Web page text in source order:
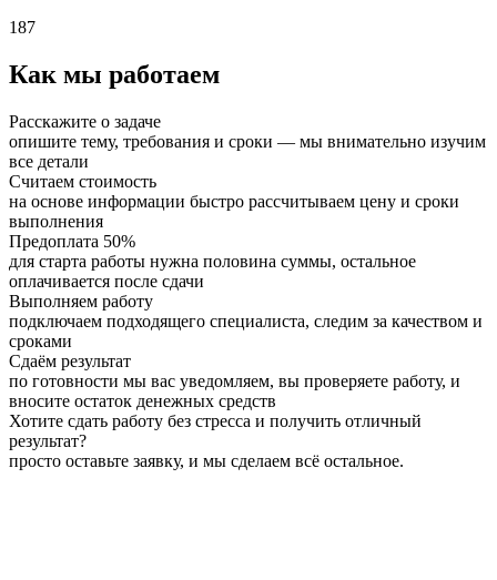
187
Как мы работаем
Расскажите о задаче
опишите тему, требования и сроки — мы внимательно изучим
все детали
Считаем стоимость
на основе информации быстро рассчитываем цену и сроки
выполнения
Предоплата 50%
для старта работы нужна половина суммы, остальное
оплачивается после сдачи
Выполняем работу
подключаем подходящего специалиста, следим за качеством и
сроками
Сдаём результат
по готовности мы вас уведомляем, вы проверяете работу, и
вносите остаток денежных средств
Хотите сдать работу без стресса и получить отличный
результат?
просто оставьте заявку, и мы сделаем всё остальное.